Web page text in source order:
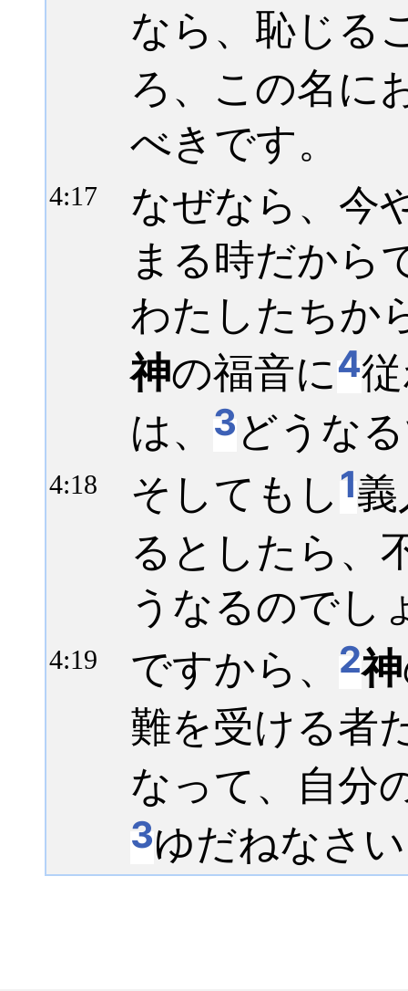
なら、恥じる
ろ、この名に
べきです。
4:17
なぜなら、今
まる時だから
わたしたちか
神の福音に4
は、
3どうな
4:18 そしてもし 1
るとしたら、
うなるのでし
4:19 ですから、 2神
難を受ける者
なって、自分
3ゆだねなさ